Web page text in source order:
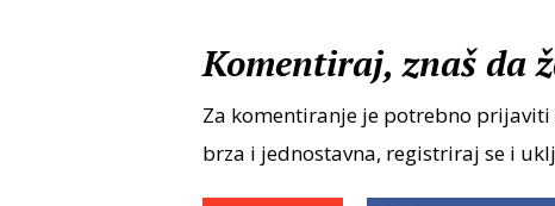
Komentiraj, znaš da
Za komentiranje je potrebno prijaviti
brza i jednostavna, registriraj se i